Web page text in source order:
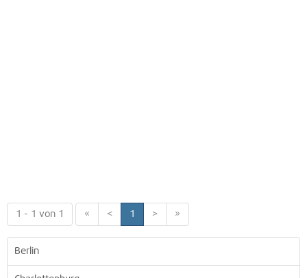
1 - 1 von 1 « < 1 > »
Berlin